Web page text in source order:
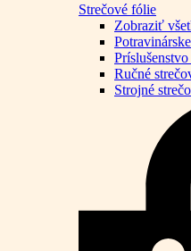
Strečové fólie
Zobraziť
Ručné
Strojné